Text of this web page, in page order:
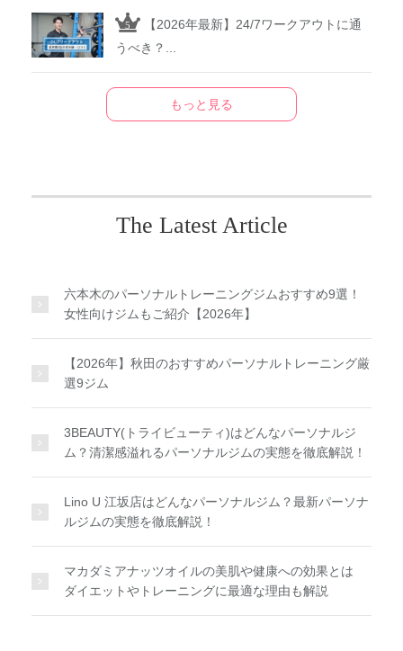
【2026年最新】24/7ワークアウトに通
うべき？...
もっと見る
The Latest Article
六本木のパーソナルトレーニングジムおすすめ9選！
女性向けジムもご紹介【2026年】
【2026年】秋田のおすすめパーソナルトレーニング厳
選9ジム
3BEAUTY(トライビューティ)はどんなパーソナルジ
ム？清潔感溢れるパーソナルジムの実態を徹底解説！
Lino U 江坂店はどんなパーソナルジム？最新パーソナ
ルジムの実態を徹底解説！
マカダミアナッツオイルの美肌や健康への効果とは
ダイエットやトレーニングに最適な理由も解説